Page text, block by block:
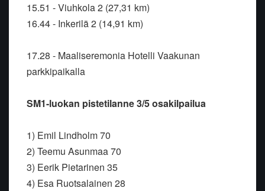
15.51 - Viuhkola 2 (27,31 km)
16.44 - Inkerilä 2 (14,91 km)
17.28 - Maaliseremonia Hotelli Vaakunan
parkkipaikalla
SM1-luokan pistetilanne 3/5 osakilpailua
1) Emil Lindholm 70
2) Teemu Asunmaa 70
3) Eerik Pietarinen 35
4) Esa Ruotsalainen 28